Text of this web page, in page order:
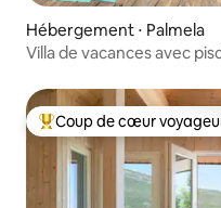
Hébergement ⋅ Palmela
Villa de vacances avec
Coups de cœur
Coup de cœur